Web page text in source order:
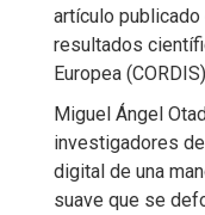
artículo
resultados
Europea (CORDIS)
Miguel Ángel
investigadores
digital de una
suave que se